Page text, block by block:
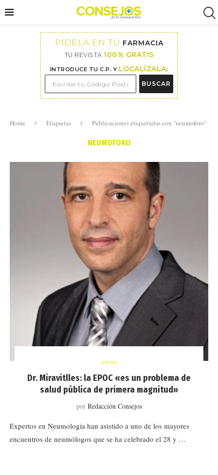
PÍDELA EN TU FARMACIA
TU REVISTA 100% GRATIS
INTRODUCE TU C.P. Y LOCALÍZALA:
BUSCAR
Home Etiquetas Publicaciones etiquetadas con "neumoforo"
NEUMOFORO
artículo
Dr. Miravitlles: la EPOC «es un problema de
salud pública de primera magnitud»
por Redacción Consejos
Expertos en Neumología han asistido a uno de los mayores
encuentros de neumólogos que se ha celebrado el 28 y …